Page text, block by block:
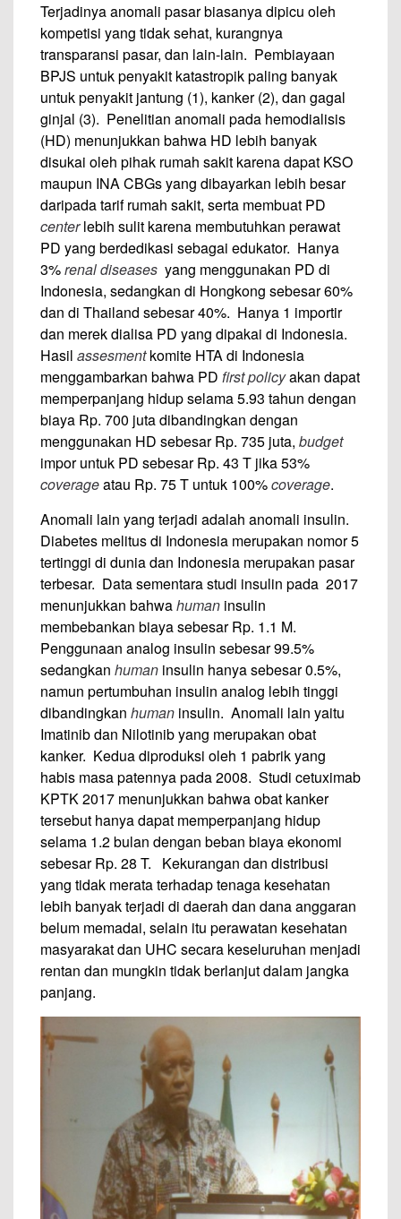
Terjadinya anomali pasar biasanya dipicu oleh
kompetisi yang tidak sehat, kurangnya
transparansi pasar, dan lain-lain. Pembiayaan
BPJS untuk penyakit katastropik paling banyak
untuk penyakit jantung (1), kanker (2), dan gagal
ginjal (3). Penelitian anomali pada hemodialisis
(HD) menunjukkan bahwa HD lebih banyak
disukai oleh pihak rumah sakit karena dapat KSO
maupun INA CBGs yang dibayarkan lebih besar
daripada tarif rumah sakit, serta membuat PD
centerlebih sulit karena membutuhkan perawat
PD yang berdedikasi sebagai edukator. Hanya
3%renal diseases yang menggunakan PD di
Indonesia, sedangkan di Hongkong sebesar 60%
dan di Thailand sebesar 40%. Hanya 1 importir
dan merek dialisa PD yang dipakai di Indonesia.
Hasil assesmentkomite HTA di Indonesia
menggambarkan bahwa PD first policyakan dapat
memperpanjang hidup selama 5.93 tahun dengan
biaya Rp. 700 juta dibandingkan dengan
menggunakan HD sebesar Rp. 735 juta, budget
impor untuk PD sebesar Rp. 43 T jika 53%
coverageatau Rp. 75 T untuk 100%coverage.
Anomali lain yang terjadi adalah anomali insulin.
Diabetes melitus di Indonesia merupakan nomor 5
tertinggi di dunia dan Indonesia merupakan pasar
terbesar. Data sementara studi insulin pada 2017
menunjukkan bahwahuman insulin
membebankan biaya sebesar Rp. 1.1 M.
Penggunaan analog insulin sebesar 99.5%
sedangkan human insulin hanya sebesar 0.5%,
namun pertumbuhan insulin analog lebih tinggi
dibandingkan human insulin. Anomali lain yaitu
Imatinib dan Nilotinib yang merupakan obat
kanker. Kedua diproduksi oleh 1 pabrik yang
habis masa patennya pada 2008. Studi cetuximab
KPTK 2017 menunjukkan bahwa obat kanker
tersebut hanya dapat memperpanjang hidup
selama 1.2 bulan dengan beban biaya ekonomi
sebesar Rp. 28 T. Kekurangan dan distribusi
yang tidak merata terhadap tenaga kesehatan
lebih banyak terjadi di daerah dan dana anggaran
belum memadai, selain itu perawatan kesehatan
masyarakat dan UHC secara keseluruhan menjadi
rentan dan mungkin tidak berlanjut dalam jangka
panjang.